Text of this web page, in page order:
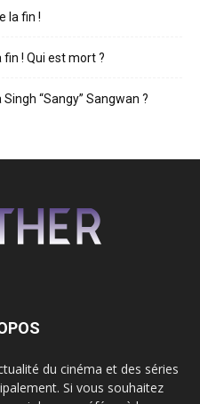
la fin !
fin ! Qui est mort ?
“Sangy” Sangwan ?
du cinéma et des séries
Si vous souhaitez